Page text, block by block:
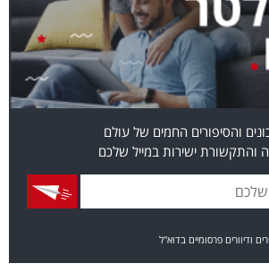
והסיפורים החמים של עולם
והתקשורת ישירות במייל שלכם
ודיוורים פרסומיים בדוא"ל